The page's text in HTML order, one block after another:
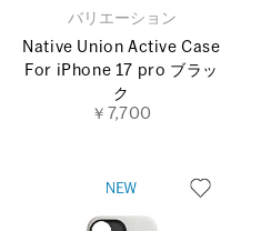
バリエーション
Native Union Active Case
For iPhone 17 pro ブラッ
ク
￥7,700